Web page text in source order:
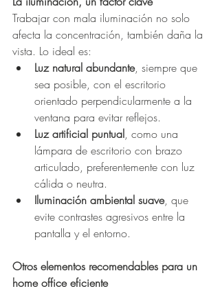
Trabajar con mala iluminación no solo
afecta la concentración, también daña la
vista. Lo ideal es:
Luz natural abundante, siempre que
sea posible, con el escritorio
orientado perpendicularmente a la
ventana para evitar reflejos.
Luz artificial puntual, como una
lámpara de escritorio con brazo
articulado, preferentemente con luz
cálida o neutra.
Iluminación ambiental suave, que
evite contrastes agresivos entre la
pantalla y el entorno.
Otros elementos recomendables para un
home office eficiente